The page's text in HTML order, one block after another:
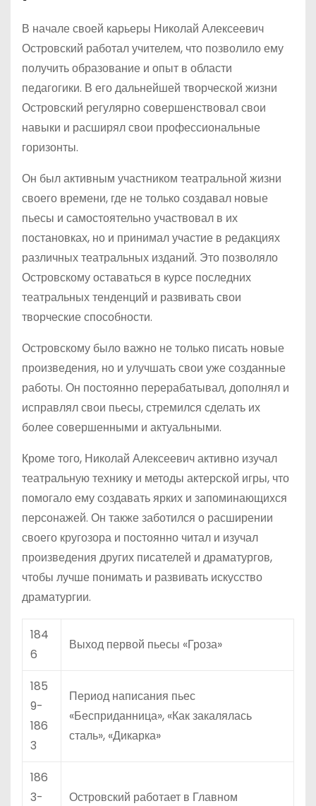
В начале своей карьеры Николай Алексеевич
Островский работал учителем, что позволило ему
получить образование и опыт в области
педагогики. В его дальнейшей творческой жизни
Островский регулярно совершенствовал свои
навыки и расширял свои профессиональные
горизонты.
Он был активным участником театральной жизни
своего времени, где не только создавал новые
пьесы и самостоятельно участвовал в их
постановках, но и принимал участие в редакциях
различных театральных изданий. Это позволяло
Островскому оставаться в курсе последних
театральных тенденций и развивать свои
творческие способности.
Островскому было важно не только писать новые
произведения, но и улучшать свои уже созданные
работы. Он постоянно перерабатывал, дополнял и
исправлял свои пьесы, стремился сделать их
более совершенными и актуальными.
Кроме того, Николай Алексеевич активно изучал
театральную технику и методы актерской игры, что
помогало ему создавать ярких и запоминающихся
персонажей. Он также заботился о расширении
своего кругозора и постоянно читал и изучал
произведения других писателей и драматургов,
чтобы лучше понимать и развивать искусство
драматургии.
184
6
Выход первой пьесы «Гроза»
185
9-
186
3
Период написания пьес
«Бесприданница», «Как закалялась
сталь», «Дикарка»
186
3-
Островский работает в Главном